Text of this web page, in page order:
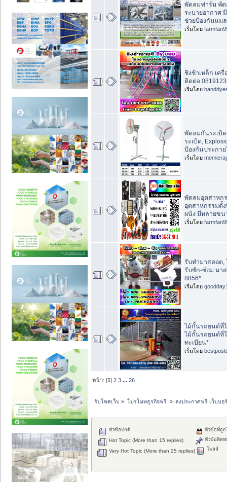
พัดลมฟาร์ม พั
ระบายอากาศ
ช่วยป้องกันแม
เริ่มโดย
ชิงช้าเหล็ก เค
ติดต่อ
เริ่มโดย
พัดลมกันระเบิ
ระเบิด,
ป้องกันประกา
เริ่มโดย
พัดลมอุตสาหก
อุตสาหกรรมตั้
ผนัง มีหลายขน
เริ่มโดย
รับทำมาสคอต,
รับซัก-ซ่อม มา
8856*
เริ่มโดย
ไม้กั้นรถยนต์ที่
ไม้กั้นรถยนต์ที่
ทะเบียน*
เริ่มโดย
หน้า: [1]2 3 ...26
รับโพสเว็บ » โปรโมทธุรกิจฟรี » ลงประกาศฟรี เว็บบอ
หัวข้อปกติ
Hot Topic (More than 15 replies)
Very Hot Topic (More than 25 replies)
หัวข้อที่ถู
หัวข้อติดห
โพลล์